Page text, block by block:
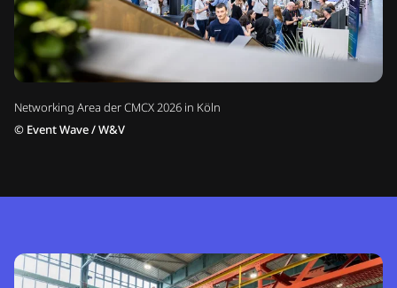
Networking Area der CMCX 2026 in Köln
© Event Wave / W&V